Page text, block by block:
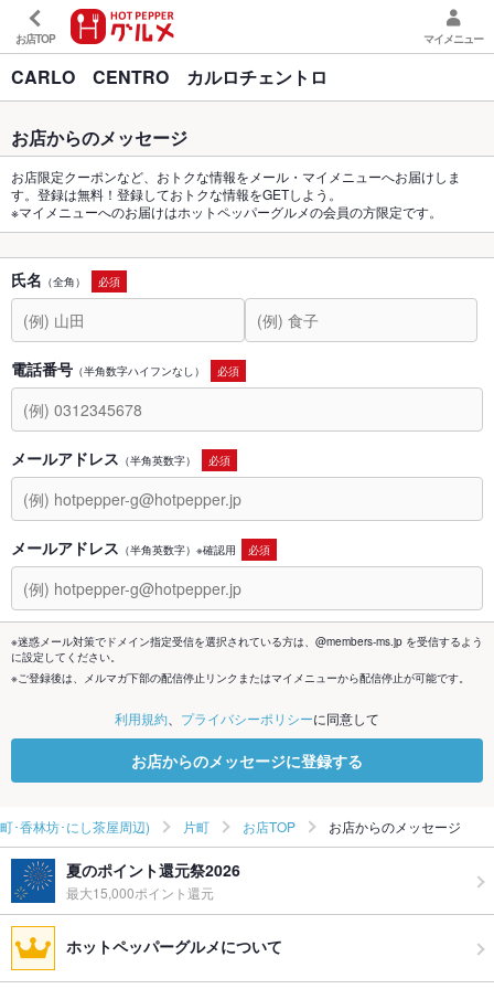
お店TOP マイメニュー
CARLO CENTRO カルロチェントロ
お店からのメッセージ
お店限定クーポンなど、おトクな情報をメール・マイメニューへお届けしま
す。登録は無料！登録しておトクな情報をGETしよう。
※マイメニューへのお届けはホットペッパーグルメの会員の方限定です。
氏名 （全角） 必須
電話番号 （半角数字ハイフンなし） 必須
メールアドレス （半角英数字） 必須
メールアドレス （半角英数字）※確認用 必須
※迷惑メール対策でドメイン指定受信を選択されている方は、@members-ms.jp を受信するよう
に設定してください。
※ご登録後は、メルマガ下部の配信停止リンクまたはマイメニューから配信停止が可能です。
利用規約 プライバシーポリシーに同意して
お店からのメッセージに登録する
･香林坊･にし茶屋周辺) 片町 お店TOP お店からのメッセージ
夏のポイント還元祭2026
最大15,000ポイント還元
ホットペッパーグルメについて